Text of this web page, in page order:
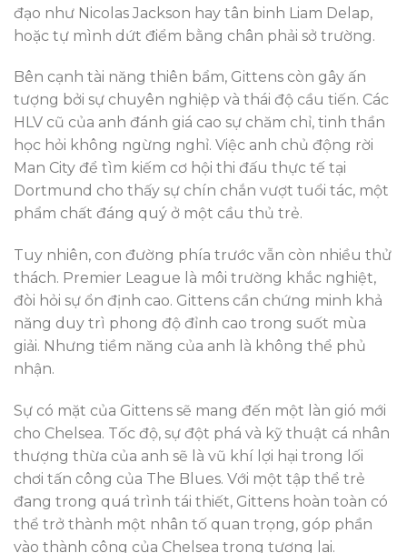
đạo như Nicolas Jackson hay tân binh Liam Delap,
hoặc tự mình dứt điểm bằng chân phải sở trường.
Bên cạnh tài năng thiên bẩm, Gittens còn gây ấn
tượng bởi sự chuyên nghiệp và thái độ cầu tiến. Các
HLV cũ của anh đánh giá cao sự chăm chỉ, tinh thần
học hỏi không ngừng nghỉ. Việc anh chủ động rời
Man City để tìm kiếm cơ hội thi đấu thực tế tại
Dortmund cho thấy sự chín chắn vượt tuổi tác, một
phẩm chất đáng quý ở một cầu thủ trẻ.
Tuy nhiên, con đường phía trước vẫn còn nhiều thử
thách. Premier League là môi trường khắc nghiệt,
đòi hỏi sự ổn định cao. Gittens cần chứng minh khả
năng duy trì phong độ đỉnh cao trong suốt mùa
giải. Nhưng tiềm năng của anh là không thể phủ
nhận.
Sự có mặt của Gittens sẽ mang đến một làn gió mới
cho Chelsea. Tốc độ, sự đột phá và kỹ thuật cá nhân
thượng thừa của anh sẽ là vũ khí lợi hại trong lối
chơi tấn công của The Blues. Với một tập thể trẻ
đang trong quá trình tái thiết, Gittens hoàn toàn có
thể trở thành một nhân tố quan trọng, góp phần
vào thành công của Chelsea trong tương lai.